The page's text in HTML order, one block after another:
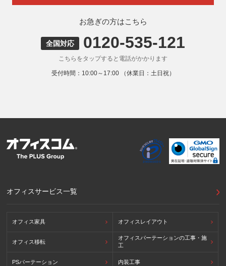
弊社ウェブサイトでは、利用者が当ウェブサイトを閲覧した
状況の分析のためにCookieを利用していますが、Cookieによ
る個人情報の取得はしていません。
9. 外国にある第三者への提供
お客様の個人情報を下記海外の個人情報取扱事業者へ提供す
る場合があります。
提供先の所在国の名称：アメリカ（Google LLC）
当該外国における個人情報の保護に関する制度：APECの
外国における個人情報の保護に関する制度等の詳細は以下を
ご確認下さい。
お急ぎの方はこちら
全国対応 0120-535-121
こちらをタップすると電話がかかります
受付時間：10:00～17:00 （休業日：土日祝）
オフィスサービス一覧
オフィス家具 オフィスレイアウト
オフィス移転
オフィスパーテーションの工事・施
工
PSパーテーション 内装工事